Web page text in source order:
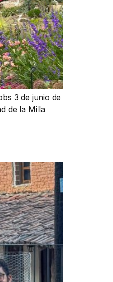
3 de junio de
de la Milla